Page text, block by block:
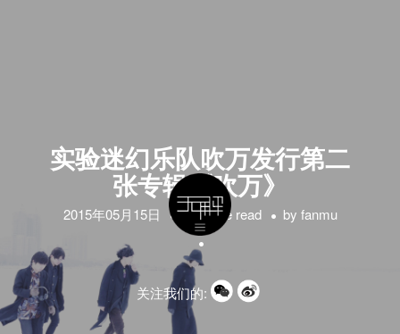
实验迷幻乐队吹万发行第二
张专辑《吹万》
2015年05月15日 1 minute read by fanmu
关注我们的: